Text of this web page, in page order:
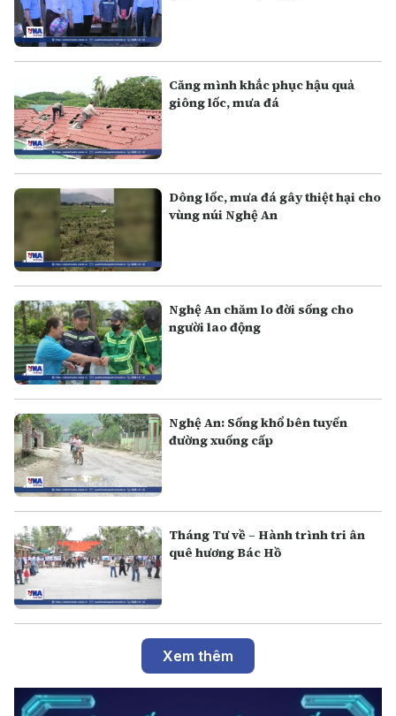
Căng mình khắc phục hậu quả
giông lốc, mưa đá
Dông lốc, mưa đá gây thiệt hại cho
vùng núi Nghệ An
Nghệ An chăm lo đời sống cho
người lao động
Nghệ An: Sống khổ bên tuyến
đường xuống cấp
Tháng Tư về – Hành trình tri ân
quê hương Bác Hồ
Xem thêm